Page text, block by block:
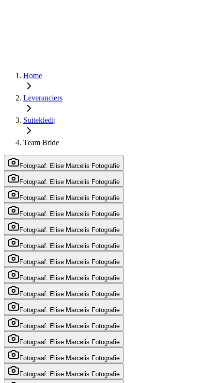
Home
Leveranciers
Suitekledij
Team Bride
Fotograaf: Elise Marcelis Fotografie
Fotograaf: Elise Marcelis Fotografie
Fotograaf: Elise Marcelis Fotografie
Fotograaf: Elise Marcelis Fotografie
Fotograaf: Elise Marcelis Fotografie
Fotograaf: Elise Marcelis Fotografie
Fotograaf: Elise Marcelis Fotografie
Fotograaf: Elise Marcelis Fotografie
Fotograaf: Elise Marcelis Fotografie
Fotograaf: Elise Marcelis Fotografie
Fotograaf: Elise Marcelis Fotografie
Fotograaf: Elise Marcelis Fotografie
Fotograaf: Elise Marcelis Fotografie
Fotograaf: Elise Marcelis Fotografie